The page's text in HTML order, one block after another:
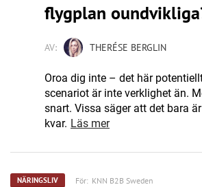
flygplan
AV: THERÉSE BERGLIN
Oroa dig inte – det här
scenariot är inte verklighet än.
snart. Vissa säger att det bara
kvar. Läs mer
NÄRINGSLIV För: KNN B2B Sweden